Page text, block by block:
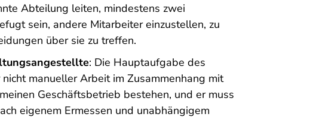
Abteilung leiten, mindestens zwei
sein, andere Mitarbeiter einzustellen, zu
über sie zu treffen.
: Die Hauptaufgabe des
manueller Arbeit im Zusammenhang mit
Geschäftsbetrieb bestehen, und er muss
eigenem Ermessen und unabhängigem